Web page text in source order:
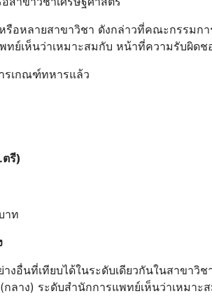
อหลายสาขาวิชา ดังกล่าวที่คณะกรรมกา
ทย์เห็นว่าเหมาะสมกับ หน้าที่ความรับผิด
รเกณฑ์ทหารแล้ว
รี)
าท
อื่นที่เทียบได้ในระดับเดียวกันในสาขาวิ
ลาง) ระดับสํานักการแพทย์เห็นว่าเหมา